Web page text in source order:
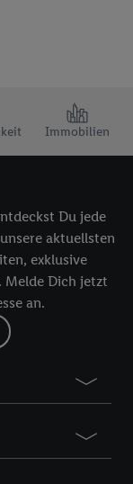
Immobilien
Du jede
aktuellsten
exklusive
Melde Dich jetzt
an.